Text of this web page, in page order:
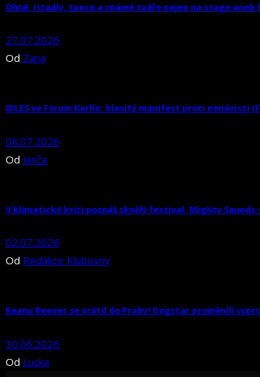
Ohně, rituály, tance a známé tváře nejen na stage
27.07.2026
Od Zana
IDLES ve Forum Karlín: hlasitý manifest proti nenávisti
08.07.2026
Od Janča
V klimatické krizi poznáš skvělý festival. Mighty
02.07.2026
Od Redakce Klubovny
Keanu Reeves se vrátil do Prahy! Dogstar proměnili
30.06.2026
Od Lucka